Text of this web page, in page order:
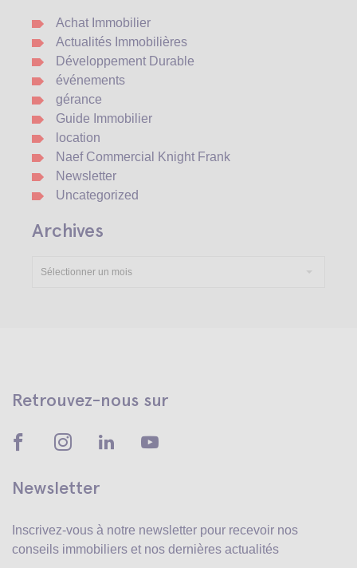
Achat Immobilier
Actualités Immobilières
Développement Durable
événements
gérance
Guide Immobilier
location
Naef Commercial Knight Frank
Newsletter
Uncategorized
Archives
Sélectionner un mois
Retrouvez-nous sur
Newsletter
Inscrivez-vous à notre newsletter pour recevoir nos
conseils immobiliers et nos dernières actualités